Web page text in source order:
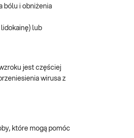
bólu i obniżenia
lidokainę) lub
jest częściej
wirusa z
które mogą pomóc